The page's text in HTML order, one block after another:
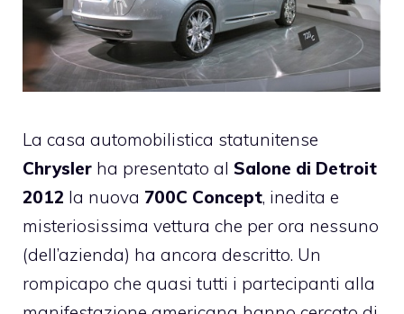
La casa automobilistica statunitense
Chrysler ha presentato al Salone di Detroit
2012 la nuova 700C Concept, inedita e
misteriosissima vettura che per ora nessuno
(dell’azienda) ha ancora descritto. Un
rompicapo che quasi tutti i partecipanti alla